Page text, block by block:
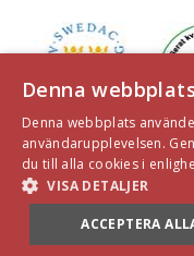
Denna
Denna webbplats
användarupplevelsen.
du till alla cookies i
VISA DETALJER
ACCEPTERA